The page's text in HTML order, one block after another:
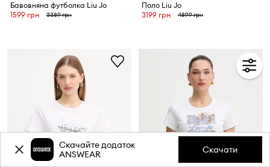
Бавовняна футболка Liu Jo
1599 грн
3389 грн
Поло Liu Jo
3199 грн
4899 грн
Скачайте додаток
ANSWEAR
Скачати